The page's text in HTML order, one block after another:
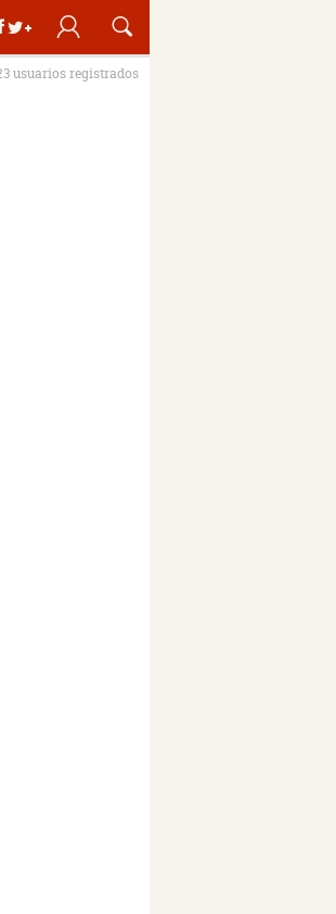
usuarios registrados